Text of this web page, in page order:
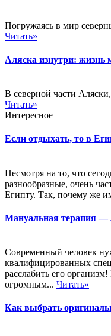
Погружаясь в мир
Читать»
Аляска изнутри: жизнь
В северной части
Читать»
Интересное
Если отдыхать, то в
Несмотря на то, что
разнообразные, очень
Египту. Так, почему же
Мануальная терапия —
Современный человек
квалифицированных
расслабить его
огромным... Читать»
Как выбрать